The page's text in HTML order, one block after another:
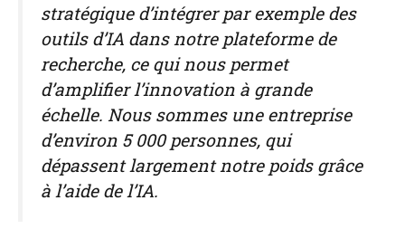
stratégique d’intégrer par exemple des
outils d’IA dans notre plateforme de
recherche, ce qui nous permet
d’amplifier l’innovation à grande
échelle. Nous sommes une entreprise
d’environ 5 000 personnes, qui
dépassent largement notre poids grâce
à l’aide de l’IA.